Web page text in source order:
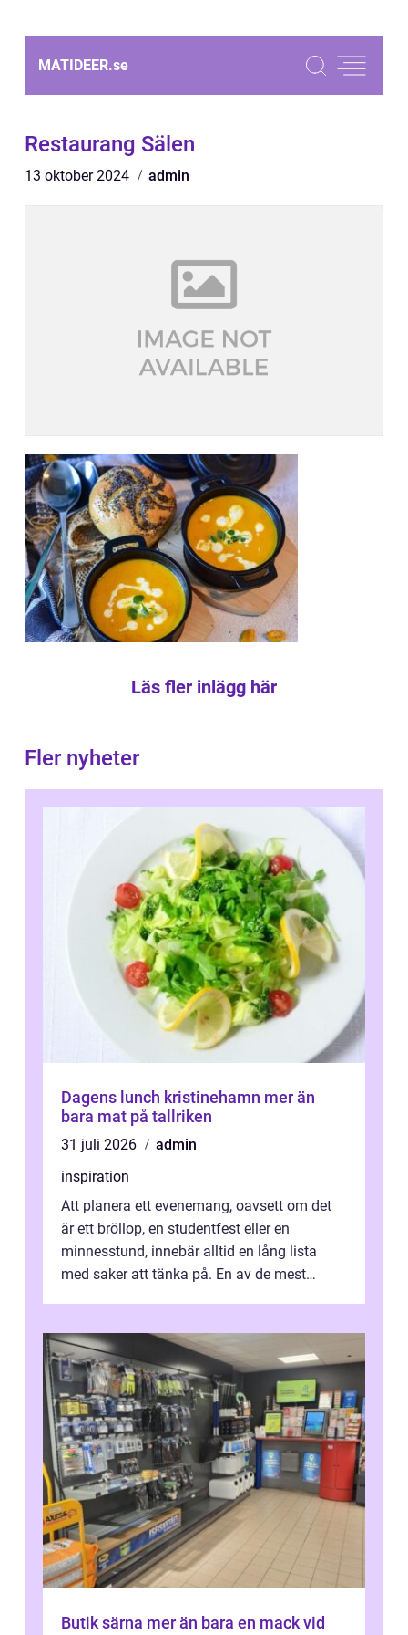
MATIDEER.se
Restaurang Sälen
13 oktober 2024 admin
Läs fler inlägg här
Fler nyheter
Dagens lunch kristinehamn mer än
bara mat på tallriken
31 juli 2026
admin
inspiration
Att planera ett evenemang, oavsett om det
är ett bröllop, en studentfest eller en
minnesstund, innebär alltid en lång lista
med saker att tänka på. En av de mest
Butik särna mer än bara en mack vid